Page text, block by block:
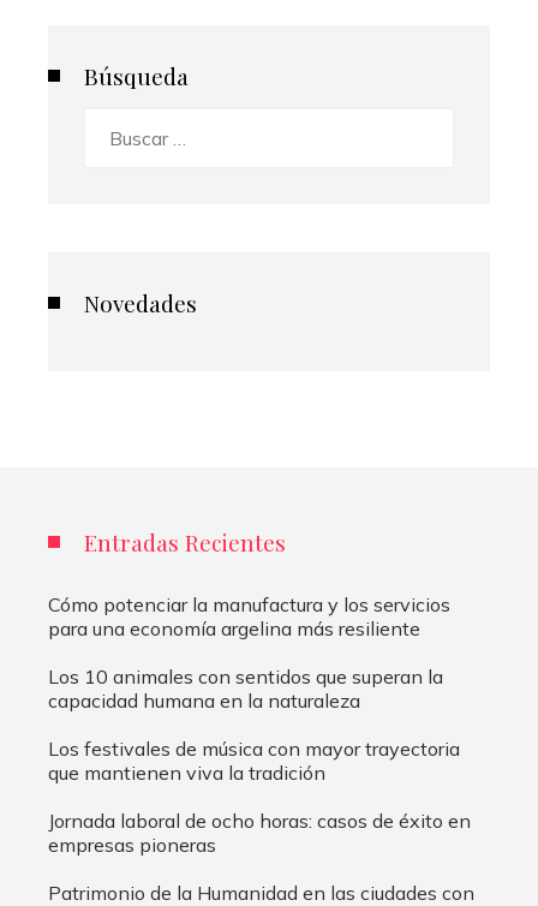
Búsqueda
Novedades
Entradas Recientes
Cómo potenciar la manufactura y los servicios
para una economía argelina más resiliente
Los 10 animales con sentidos que superan la
capacidad humana en la naturaleza
Los festivales de música con mayor trayectoria
que mantienen viva la tradición
Jornada laboral de ocho horas: casos de éxito en
empresas pioneras
Patrimonio de la Humanidad en las ciudades con